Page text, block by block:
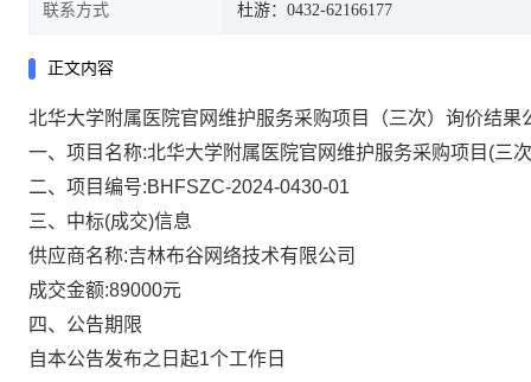
联系方式 杜游：0432-62166177
正文内容
北华大学附属医院官网维护服务采购项目（三次）询价结果
一、项目名称:北华大学附属医院官网维护服务采购项目(三
二、项目编号:BHFSZC-2024-0430-01
三、中标(成交)信息
供应商名称:吉林布谷网络技术有限公司
成交金额:89000元
四、公告期限
自本公告发布之日起1个工作日